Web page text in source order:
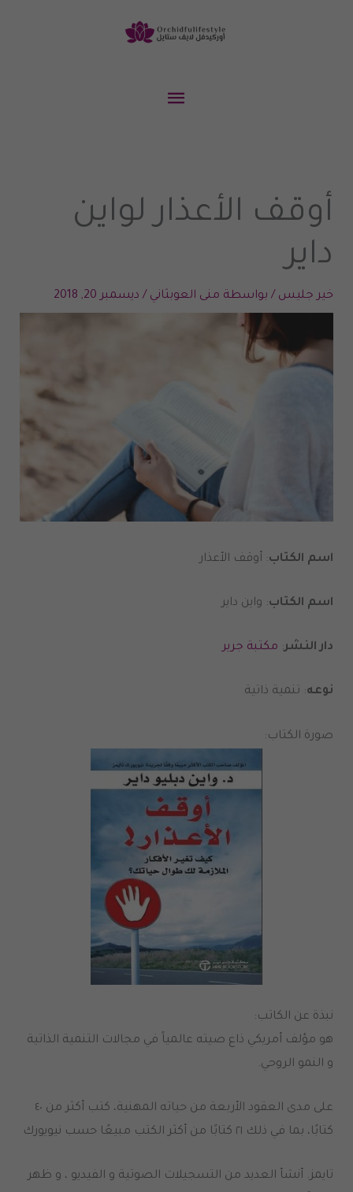
القائمة
أوقف الأعذار لواين
داير
خير جليس / بواسطة منى العوبثاني/ ديسمبر 20, 2018
اسم الكتاب: أوقف الأعذار
اسم الكتاب: واين داير
دار النشر: مكتبة جرير
نوعه: تنمية ذاتية
صورة الكتاب:
نبذة عن الكاتب:
هو مؤلف أمريكي ذاع صيته عالمياً في مجالات التنمية الذاتية
و النمو الروحي.
على مدى العقود الأربعة من حياته المهنية، كتب أكثر من ٤٠
كتابًا، بما في ذلك ٢١ كتابًا من أكثر الكتب مبيعًا حسب نيويورك
تايمز. أنشأ العديد من التسجيلات الصوتية و الفيديو ، و ظهر